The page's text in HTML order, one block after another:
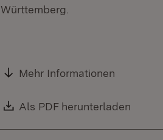
Württemberg.
Mehr Informationen
Download:
Als PDF herunterladen